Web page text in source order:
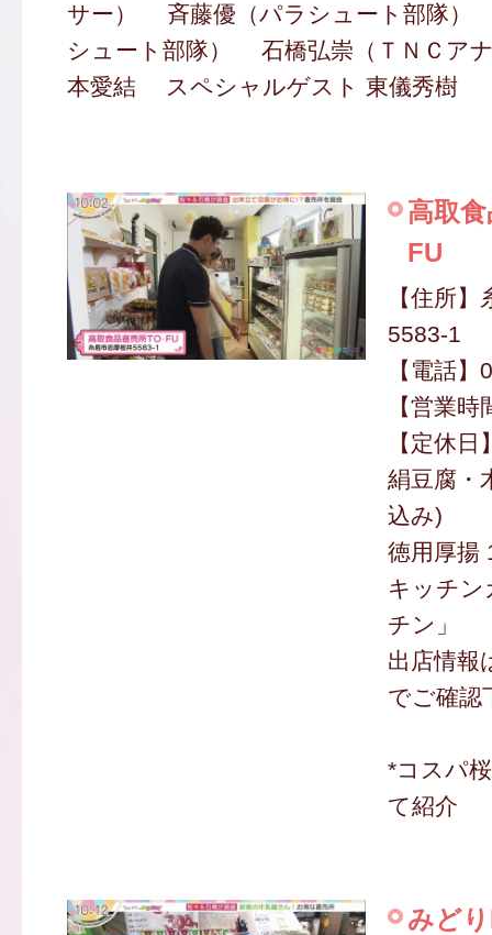
サー） 斉藤優（パラシュート部隊）
シュート部隊） 石橋弘崇（ＴＮＣア
本愛結 スペシャルゲスト 東儀秀樹
高取
FU
【住所
5583-1
【電話
【営業
【定休日
絹豆腐・
込み)
徳用厚揚
キッチン
チン」
出店情報
でご確認
*コスパ
て紹介
みど